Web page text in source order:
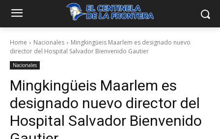
Home Nacionales
Mingkingüeis Maarlem es designado nuevo
director del Hospital Salvador Bienvenido Gautier
Nacionales
Mingkingüeis Maarlem es
designado nuevo director del
Hospital Salvador Bienvenido